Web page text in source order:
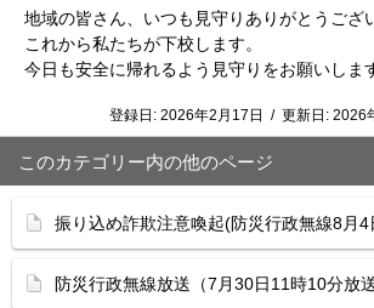
地域の皆さん、いつも見守りありがとうござ
これから私たちが下校します。
今日も安全に帰れるよう見守りをお願いしま
登録日: 2026年2月17日 / 更新日: 2026
このカテゴリー内の他のページ
振り込め詐欺注意喚起(防災行政無線8月
防災行政無線放送（7月30日11時10分放送